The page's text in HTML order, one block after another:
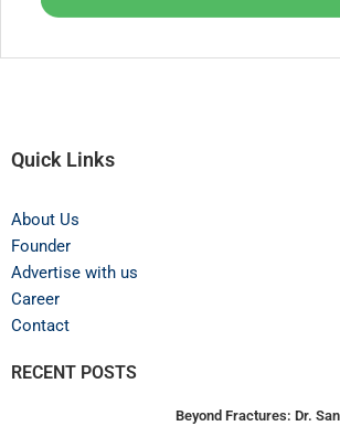
Quick Links
About Us
Founder
Advertise with us
Career
Contact
RECENT POSTS
Beyond Fractures: Dr.